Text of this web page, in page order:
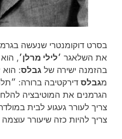
בסרט דוקומנטרי שנעשה
את השלאגר ׳לילי מרלן׳,
בהזמנה ישירה של גבלס: הוא
מגבלס דירקטיבה ברורה:
הגרמנים את המוטיבציה
צריך לעורר געגוע לבית
צריך להיות כזה שיעורר